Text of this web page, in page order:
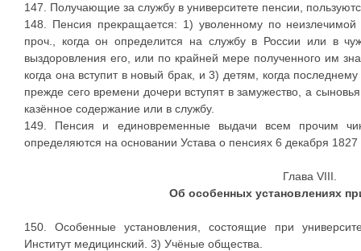
147. Получающие за службу в университете пенсии,
148. Пенсия прекращается: 1) уволенному по
проч., когда он определится на службу в России или в
выздоровления его, или по крайней мере полученного им
когда она вступит в новый брак, и 3) детям, когда
прежде сего времени дочери вступят в замужество, а
казённое содержание или в службу.
149. Пенсия и единовременные выдачи всем прочим
определяются на основании Устава о пенсиях 6 декабря 1827
Глава VIII.
Об особенных установлениях
150. Особенные установления, состоящие при
Институт медицинский. 3) Учёные общества.